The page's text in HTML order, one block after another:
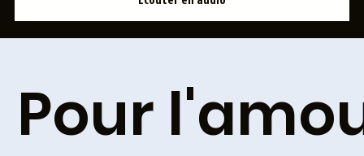
Pour